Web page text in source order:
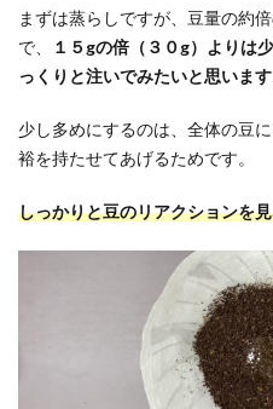
まずは蒸らしですが、豆量の約
で、
１５gの倍（３０g）よりは
っくりと注いでみたいと思います
少し多めにするのは、全体の豆
裕を持たせてあげるためです。
しっかりと豆のリアクションを